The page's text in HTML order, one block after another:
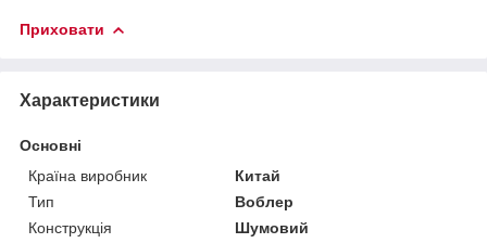
Приховати
Характеристики
Основні
Країна виробник
Китай
Тип
Воблер
Конструкція
Шумовий